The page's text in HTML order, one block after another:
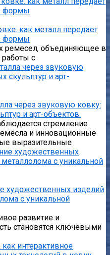
как металл передает
формы
ремесел, объединяющее в
работы с
через звуковую ковку:
и арт-объектов.
стремление
и инновационные
выразительные
художественных изделий
с уникальной
развитие и
становятся ключевыми